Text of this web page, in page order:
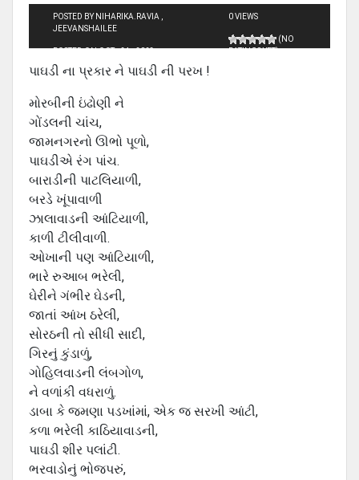
POSTED BY NIHARIKA.RAVIA ,
JEEVANSHAILEE
POSTED ON OCT - 24 - 2023
0 VIEWS
(NO
RATINGS YET)
પાઘડી ના પ્રકાર ને પાઘડી ની પરખ !
મોરબીની ઇંઢોણી ને
ગોંડલની ચાંચ,
જામનગરનો ઊભો પૂળો,
પાઘડીએ રંગ પાંચ.
બારાડીની પાટલિયાળી,
બરડે ખૂંપાવાળી
ઝાલાવાડની આંટિયાળી,
કાળી ટીલીવાળી.
ઓખાની પણ આંટિયાળી,
ભારે રુઆબ ભરેલી,
ઘેરીને ગંભીર ઘેડની,
જાતાં આંખ ઠરેલી,
સોરઠની તો સીધી સાદી,
ગિરનું કુંડાળું,
ગોહિલવાડની લંબગોળ,
ને વળાંકી વધરાળું.
ડાબા કે જમણા પડખાંમાં, એક જ સરખી આંટી,
કળા ભરેલી કાઠિયાવાડની,
પાઘડી શીર પલાંટી.
ભરવાડોનું ભોજપરું,